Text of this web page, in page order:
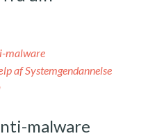
malware
af Systemgendannelse
malware